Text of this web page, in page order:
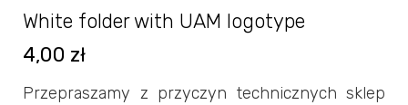
White folder with UAM logotype
4,00 zł
Przepraszamy z przyczyn technicznych sklep